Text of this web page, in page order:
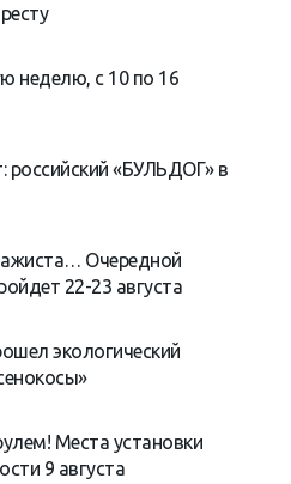
неделю, с 10 по 16
российский «БУЛЬДОГ» в
Очередной
22-23 августа
экологический
Места установки
9 августа